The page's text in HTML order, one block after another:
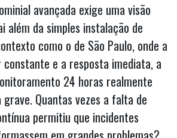
avançada exige uma visão
além da simples instalação de
como o de São Paulo, onde a
e a resposta imediata, a
24 horas realmente
Quantas vezes a falta de
permitiu que incidentes